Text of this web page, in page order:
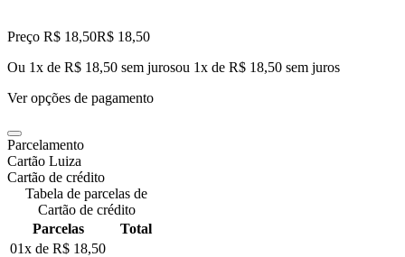
Preço R$ 18,50R$ 18,50
Ou 1x de R$ 18,50 sem jurosou 1x de R$ 18,50 sem juros
Ver opções de pagamento
Parcelamento
Cartão Luiza
Cartão de crédito
Tabela de parcelas de
Cartão de crédito
Parcelas
Total
01x de R$ 18,50